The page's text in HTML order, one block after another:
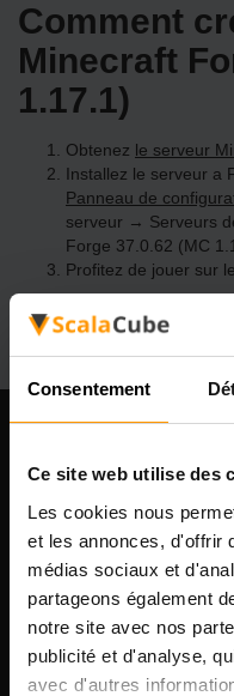
Consentement
Ce site web utilise des
Les cookies nous
et les annonces, d'offrir
médias sociaux et
partageons également
notre site avec nos
publicité et d'analyse,
avec d'autres
Comment
Minecraft
1.17.1)
Obtenez le serveur
Installez le serveur a
Panneau de
serveur → Serveurs
Forge 37.0.62 (MC
Profitez de jouer sur
Scalable Hosting
Code d'enregistrement:
numéro de TVA:
Adresse: Harju
Vesivärava tn 50-201,